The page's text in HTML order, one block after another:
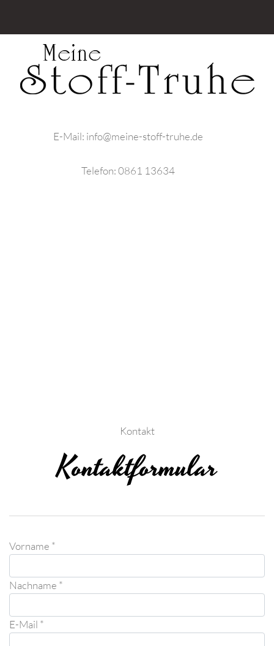
E-Mail: info@meine-stoff-truhe.de
Telefon:0861 13634
Kontakt
Kontaktformular
Vorname *
Nachname *
E-Mail *